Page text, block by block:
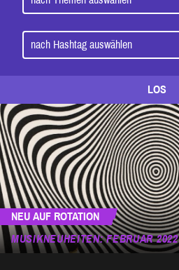
LOS
NEU AUF ROTATION
MUSIKNEUHEITEN: FEBRUAR 2022